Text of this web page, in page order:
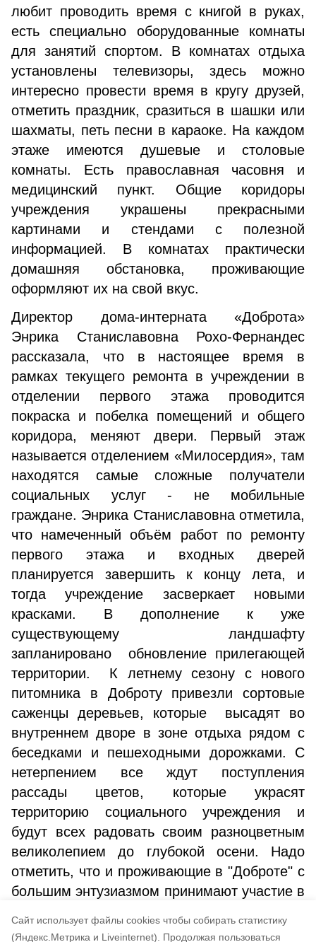
Cайт использует файлы cookies чтобы собирать статистику
(Яндекс.Метрика и Liveinternet).
Продолжая пользоваться
любит проводить время с книгой в руках,
есть специально оборудованные комнаты
для занятий спортом. В комнатах отдыха
установлены телевизоры, здесь можно
интересно провести время в кругу друзей,
отметить праздник, сразиться в шашки или
шахматы, петь песни в караоке. На каждом
этаже имеются душевые и столовые
комнаты. Есть православная часовня и
медицинский пункт. Общие коридоры
учреждения украшены прекрасными
картинами и стендами с полезной
информацией. В комнатах практически
домашняя обстановка, проживающие
оформляют их на свой вкус.
Директор дома-интерната «Доброта»
Энрика Станиславовна Рохо-Фернандес
рассказала, что в настоящее время в
рамках текущего ремонта в учреждении в
отделении первого этажа проводится
покраска и побелка помещений и общего
коридора, меняют двери. Первый этаж
называется отделением «Милосердия», там
находятся самые сложные получатели
социальных услуг - не мобильные
граждане. Энрика Станиславовна отметила,
что намеченный объём работ по ремонту
первого этажа и входных дверей
планируется завершить к концу лета, и
тогда учреждение засверкает новыми
красками. В дополнение к уже
существующему ландшафту
запланировано обновление прилегающей
территории. К летнему сезону с нового
питомника в Доброту привезли сортовые
саженцы деревьев, которые высадят во
внутреннем дворе в зоне отдыха рядом с
беседками и пешеходными дорожками. С
нетерпением все ждут поступления
рассады цветов, которые украсят
территорию социального учреждения и
будут всех радовать своим разноцветным
великолепием до глубокой осени. Надо
отметить, что и проживающие в "Доброте" с
большим энтузиазмом принимают участие в
в посадке цветов.